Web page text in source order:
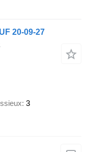
20-09-27
3